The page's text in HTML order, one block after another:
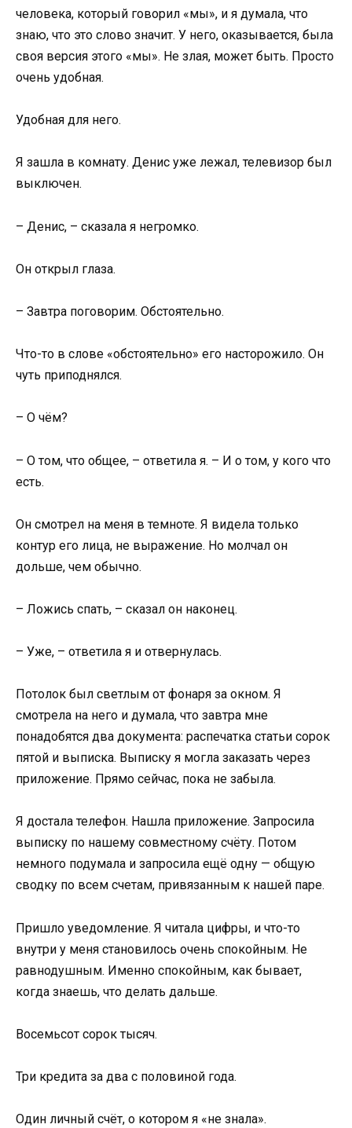
человека, который говорил «мы», и я думала, что
знаю, что это слово значит. У него, оказывается, была
своя версия этого «мы». Не злая, может быть. Просто
очень удобная.
Удобная для него.
Я зашла в комнату. Денис уже лежал, телевизор был
выключен.
– Денис, – сказала я негромко.
Он открыл глаза.
– Завтра поговорим. Обстоятельно.
Что-то в слове «обстоятельно» его насторожило. Он
чуть приподнялся.
– О чём?
– О том, что общее, – ответила я. – И о том, у кого что
есть.
Он смотрел на меня в темноте. Я видела только
контур его лица, не выражение. Но молчал он
дольше, чем обычно.
– Ложись спать, – сказал он наконец.
– Уже, – ответила я и отвернулась.
Потолок был светлым от фонаря за окном. Я
смотрела на него и думала, что завтра мне
понадобятся два документа: распечатка статьи сорок
пятой и выписка. Выписку я могла заказать через
приложение. Прямо сейчас, пока не забыла.
Я достала телефон. Нашла приложение. Запросила
выписку по нашему совместному счёту. Потом
немного подумала и запросила ещё одну — общую
сводку по всем счетам, привязанным к нашей паре.
Пришло уведомление. Я читала цифры, и что-то
внутри у меня становилось очень спокойным. Не
равнодушным. Именно спокойным, как бывает,
когда знаешь, что делать дальше.
Восемьсот сорок тысяч.
Три кредита за два с половиной года.
Один личный счёт, о котором я «не знала».